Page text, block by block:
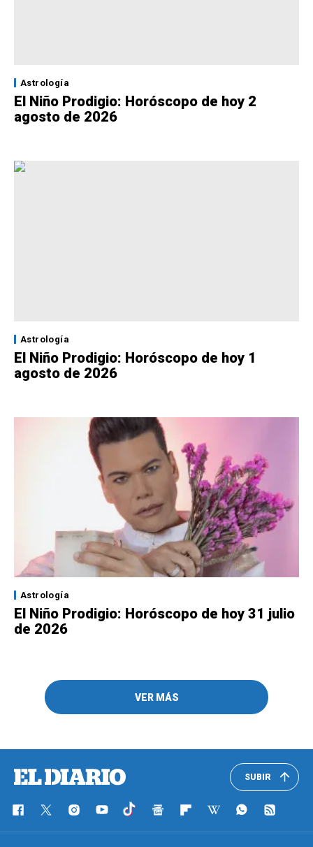
Astrología
El Niño Prodigio: Horóscopo de hoy 2
agosto de 2026
Astrología
El Niño Prodigio: Horóscopo de hoy 1
agosto de 2026
Astrología
El Niño Prodigio: Horóscopo de hoy 31 julio
de 2026
VER MÁS
SUBIR